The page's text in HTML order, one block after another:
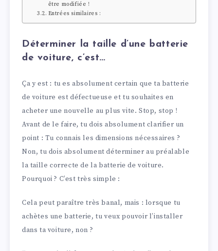
être modifiée !
Entrées similaires :
Déterminer la taille d’une batterie
de voiture, c’est…
Ça y est : tu es absolument certain que ta batterie
de voiture est défectueuse et tu souhaites en
acheter une nouvelle au plus vite. Stop, stop !
Avant de le faire, tu dois absolument clarifier un
point : Tu connais les dimensions nécessaires ?
Non, tu dois absolument déterminer au préalable
la taille correcte de la batterie de voiture.
Pourquoi ? C’est très simple :
Cela peut paraître très banal, mais : lorsque tu
achètes une batterie, tu veux pouvoir l’installer
dans ta voiture, non ?